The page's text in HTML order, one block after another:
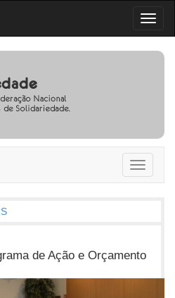
Toggle
de Ação e Orçamento